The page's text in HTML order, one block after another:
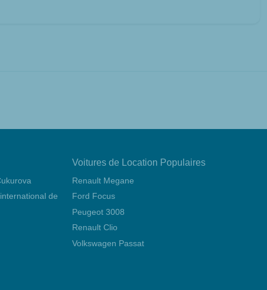
de Mersin Çukurova
Voitures de Location Populaires
Renault Megane
Ford Focus
Peugeot 3008
Renault Clio
Volkswagen Passat